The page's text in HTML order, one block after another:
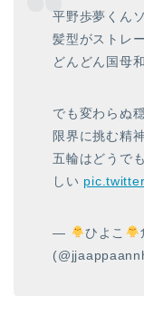
平野歩夢くん
髪型がストレ
どんどん国母
でも変わらぬ
限界に挑む精
五輪はどうで
しい
— ひよこ